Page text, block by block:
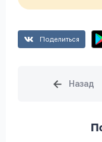
Поделиться